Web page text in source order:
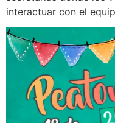
interactuar con el